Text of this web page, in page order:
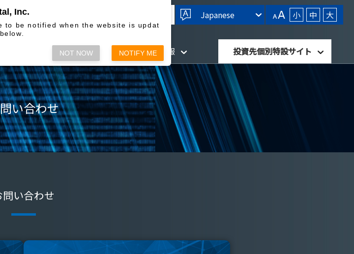
合わせ Japanese 小 中 大
各種方針・開示情報 投資先個別特設サイト
い合わせ
問い合わせ
Inc.
to be notified when the website is updat
NOT NOW NOTIFY ME